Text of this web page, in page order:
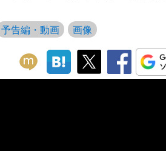
予告編・動画 画像